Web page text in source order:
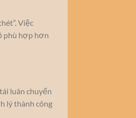
Việc
phù hợp hơn
luân chuyển
lý thành công